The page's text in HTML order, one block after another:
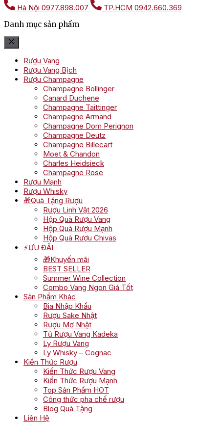
Hà Nội 0977.898.007 TP.HCM 0942.660.369
Danh mục sản phẩm
Rượu Vang
Rượu Vang Bịch
Rượu Champagne
Champagne Bollinger
Canard Duchene
Champagne Taittinger
Champagne Armand
Champagne Dom Perignon
Champagne Deutz
Champagne Billecart
Moet & Chandon
Charles Heidsieck
Champagne Rose
Rượu Mạnh
Rượu Whisky
🎁Quà Tặng Rượu
Rượu Linh Vật 2026
Hộp Quà Rượu Vang
Hộp Quà Rượu Mạnh
Hộp Quà Rượu Chivas
⚡ƯU ĐÃI
🎁Khuyến mãi
BEST SELLER
Summer Wine Collection
Combo Vang Ngon Giá Tốt
Sản Phẩm Khác
Bia Nhập Khẩu
Rượu Sake Nhật
Rượu Mơ Nhật
Tủ Rượu Vang Kadeka
Ly Rượu Vang
Ly Whisky – Cognac
Kiến Thức Rượu
Kiến Thức Rượu Vang
Kiến Thức Rượu Mạnh
Top Sản Phẩm HOT
Công thức pha chế rượu
Blog Quà Tặng
Liên Hệ